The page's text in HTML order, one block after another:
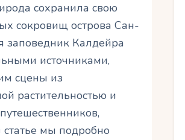
сохранила свою
сокровищ острова Сан-
заповедник Калдейра
источниками,
сцены из
растительностью и
мы подробно